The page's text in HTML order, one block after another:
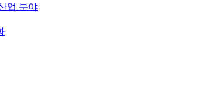
업 분야